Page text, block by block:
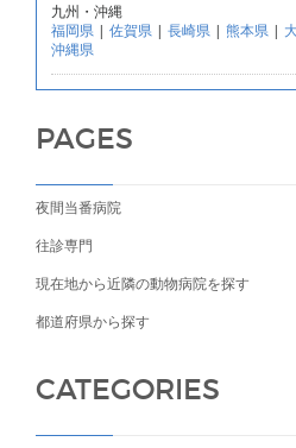
九州・沖縄
福岡県 | 佐賀県 | 長崎県 | 熊本県 |
沖縄県
PAGES
夜間当番病院
往診専門
現在地から近隣の動物病院を探す
都道府県から探す
CATEGORIES